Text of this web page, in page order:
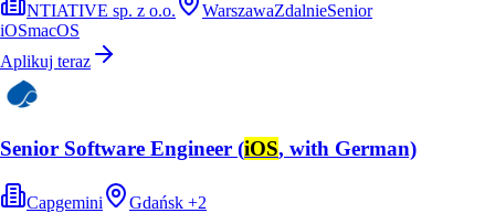
NTIATIVE sp. z o.o. WarszawaZdalnieSenior
iOSmacOS
Aplikuj teraz
Senior Software Engineer (iOS, with German)
Capgemini Gdańsk +2